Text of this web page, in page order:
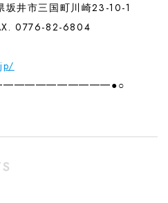
井市三国町川崎23-10-1
0776-82-6804
━━━━━━━━━━━●○